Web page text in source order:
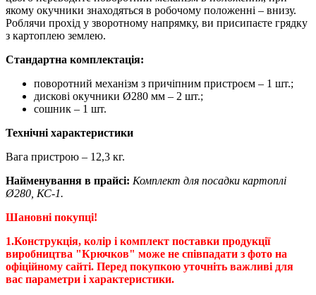
якому окучники знаходяться в робочому положенні – внизу.
Роблячи прохід у зворотному напрямку, ви присипаєте грядку
з картоплею землею.
Стандартна комплектація:
поворотний механізм з причіпним пристроєм – 1 шт.;
дискові окучники Ø280 мм – 2 шт.;
сошник – 1 шт.
Технічні характеристики
Вага пристрою – 12,3 кг.
Найменування в прайсі: Комплект для посадки картоплі
Ø280, КС-1.
Шановні покупці!
1.Конструкція, колір і комплект поставки продукції
виробництва "Крючков" може не співпадати з фото на
офіційному сайті. Перед покупкою уточніть важливі для
вас параметри і характеристики.